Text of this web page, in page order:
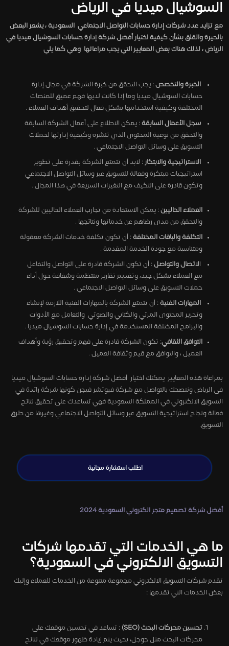
السوشيال ميديا في الرياض
مع تزايد عدد شركات إدارة حسابات التواصل الاجتماعي السعودية ، يشعر البعض
بالحيرة والقلق بشأن كيفية اختيار أفضل شركة إدارة حسابات السوشيال ميديا في
الرياض ، لذلك هناك بعض المعايير التي يجب مراعاتها وهي كما يلي
الخبرة والتخصص : يجب التحقق من خبرة الشركة في مجال إدارة
حسابات السوشيال ميديا وما إذا كانت لديها فهم عميق للمنصات
المختلفة وكيفية استخدامها بشكل فعال لتحقيق أهداف العملاء .
سجل الأعمال السابقة : يمكن الاطلاع على أعمال الشركة السابقة
والتحقق من نوعية المحتوى الذي تنشره وكيفية إدارتها لحملات
التسويق على وسائل التواصل الاجتماعي .
الاستراتيجية والابتكار : لابد أن تتمتع الشركة بقدرة على تطوير
استراتيجيات مبتكرة وفعالة للتسويق عبر وسائل التواصل الاجتماعي
وتكون قادرة على التكيف مع التغيرات السريعة في هذا المجال .
العملاء الحاليين : يمكن الاستفادة من تجارب العملاء الحاليين للشركة
والتحقق من مدى رضاهم عن خدماتها ونتائجها .
التكلفة والباقات المختلفة : أن تكون تكلفة خدمات الشركة معقولة
ومتناسبة مع جودة الخدمة المقدمة .
لاتصال والتواصل : أن تكون الشركة قادرة على التواصل والتفاعل
مع العملاء بشكل جيد، وتقديم تقارير منتظمة وشفافة حول أداء
حملات التسويق على وسائل التواصل الاجتماعي .
المهارات الفنية : أن تتمتع الشركة بالمهارات الفنية اللازمة لإنشاء
وتحرير المحتوى المرئي والكتابي والصوتي والتعامل مع الأدوات
والبرامج المختلفة المستخدمة في إدارة حسابات السوشيال ميديا .
التوافق الثقافي: تكون الشركة قادرة على فهم وتحقيق رؤية وأهداف
العميل ، والتوافق مع قيم وثقافة العميل .
بمراعاة هذه المعايير يمكنك اختيار أفضل شركة إدارة حسابات السوشيال ميديا
فى الرياض وننصحك بالتواصل مع شركة فيوتشر فيجن كونها شركة رائدة في
التسويق الالكتروني في المملكة السعودية فهي تساعدك على تحقيق نتائج
فعالة ونجاح استراتيجية التسويق عبر وسائل التواصل الاجتماعي وغيرها من طرق
التسويق.
اطلب استشارة مجانية
أفضل شركة تصميم متجر الكتروني السعودية 2024
ما هي الخدمات التي تقدمها شركات
التسويق الالكتروني في السعودية؟
تقدم شركات التسويق الالكتروني مجموعة متنوعة من الخدمات للعملاء وإليك
بعض الخدمات التي تقدمها :
تحسين محركات البحث (SEO)
: تساعد في تحسين موقعك على
محركات البحث مثل جوجل، بحيث يتم زيادة ظهور موقعك في نتائج